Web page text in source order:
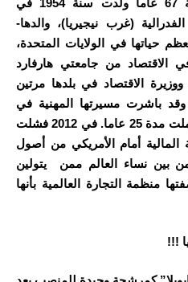
“نغوزي أوكونجو إيويلا” البالغة 67 عاما ولدت سنة 1954 في
(غرب نيجيريا)، والدها-
حياتها في الولايات المتحدة،
من جامعتي هارفارد
ووزيرة الاقتصاد في بلدها مرتين
باشرت مسيرتها المهنية في
البنك الدولي عام 1982 حيث عملت مدة 25 عاما. في 2012 فشلت
أمام الأمريكي من أصول
بين نساء العالم ممن يتولين
منظمة التجارة العالمية بأنها
!!!